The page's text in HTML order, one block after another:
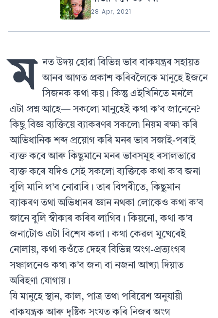
28 Apr, 2021
ম
নত উদয় হোৱা বিভিন্ন ভাব বাকযন্ত্ৰৰ সহায়ত
আনৰ আগত প্ৰকাশ কৰিবলৈকে মানুহে ইজনে
সিজনক কথা কয়। কিন্তু এইখিনিতে মনলৈ
এটা প্ৰশ্ন আহে— সকলো মানুহেই কথা ক’ব জানেনে?
কিছু বিজ্ঞ ব্যক্তিয়ে ব্যাকৰণৰ সকলো নিয়ম ৰক্ষা কৰি
আভিধানিক শব্দ প্ৰয়োগ কৰি মনৰ ভাব সজাই-পৰাই
ব্যক্ত কৰে আৰু কিছুমানে মনৰ ভাবসমূহ ৰসালভাৱে
ব্যক্ত কৰে যদিও সেই সকলো ব্যক্তিকে কথা ক’ব জনা
বুলি মানি ল’ব নোৱাৰি। তাৰ বিপৰীতে, কিছুমান
ব্যাকৰণ তথা অভিধানৰ জ্ঞান নথকা লোকেও কথা ক’ব
জানে বুলি স্বীকাৰ কৰিব লাগিব। কিয়নো, কথা ক’ব
জনাটোও এটা বিশেষ কলা। কথা কেৱল মুখেৰেই
নোলায়, কথা কওঁতে দেহৰ বিভিন্ন অংগ-প্ৰত্যংগৰ
সঞ্চালনেও কথা ক’ব জনা বা নজনা আখ্যা দিয়াত
অৰিহণা যোগায়।
যি মানুহে স্থান, কাল, পাত্ৰ তথা পৰিৱেশ অনুযায়ী
বাকযন্ত্ৰক আৰু দৃষ্টিক সংযত কৰি নিজৰ অংগ